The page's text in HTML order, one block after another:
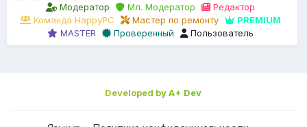
Модератор
Мл. Модератор
Редактор
Команда HappyPC
Мастер по ремонту
PREMIUM
MASTER
Проверенный Пользователь
Developed by A+ Dev